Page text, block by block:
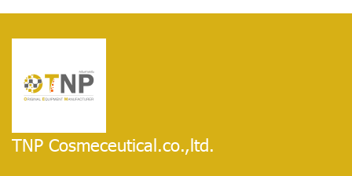
TNP Cosmeceutical.co.,ltd.